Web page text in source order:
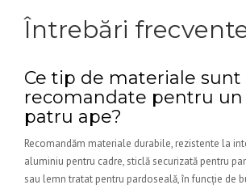
Întrebări
Ce tip de materiale sunt
recomandate pentru un
patru ape?
Recomandăm materiale durabile, rezistente la
aluminiu pentru cadre, sticlă securizată pentru
sau lemn tratat pentru pardoseală, în funcție de